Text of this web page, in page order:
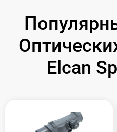
Elcan